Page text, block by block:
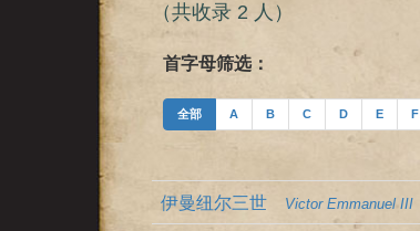
（共收录 2 人）
首字母筛选：
全部 A B C D E F
伊曼纽尔三世 Victor Emmanuel III